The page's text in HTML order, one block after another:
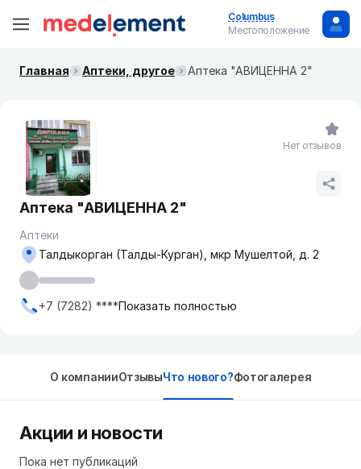
Columbus
Местоположение
Главная Аптеки, другое Аптека "АВИЦЕННА 2"
Аптека "АВИЦЕННА 2"
Аптеки
Талдыкорган (Талды-Курган), мкр Мушелтой, д. 2
+7 (7282) ****Показать полностью
Нет отзывов
О компанииОтзывыЧто нового?Фотогалерея
Акции и новости
Пока нет публикаций